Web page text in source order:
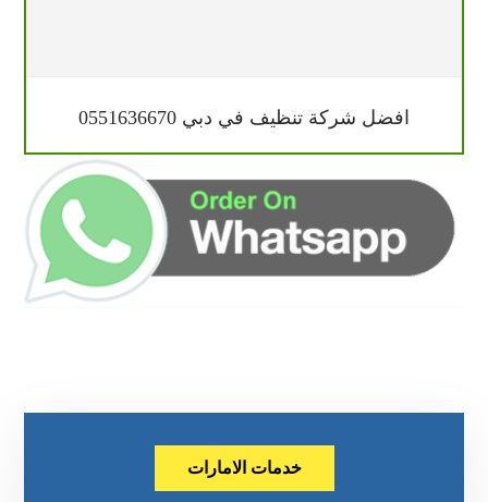
افضل شركة تنظيف في دبي 0551636670
خدمات الامارات